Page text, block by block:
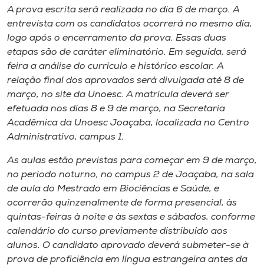
A prova escrita será realizada no dia 6 de março. A
entrevista com os candidatos ocorrerá no mesmo dia,
logo após o encerramento da prova. Essas duas
etapas são de caráter eliminatório. Em seguida, será
feira a análise do currículo e histórico escolar. A
relação final dos aprovados será divulgada até 8 de
março, no site da Unoesc. A matrícula deverá ser
efetuada nos dias 8 e 9 de março, na Secretaria
Acadêmica da Unoesc Joaçaba, localizada no Centro
Administrativo, campus 1.
As aulas estão previstas para começar em 9 de março,
no período noturno, no campus 2 de Joaçaba, na sala
de aula do Mestrado em Biociências e Saúde, e
ocorrerão quinzenalmente de forma presencial, às
quintas-feiras à noite e às sextas e sábados, conforme
calendário do curso previamente distribuído aos
alunos. O candidato aprovado deverá submeter-se à
prova de proficiência em língua estrangeira antes da